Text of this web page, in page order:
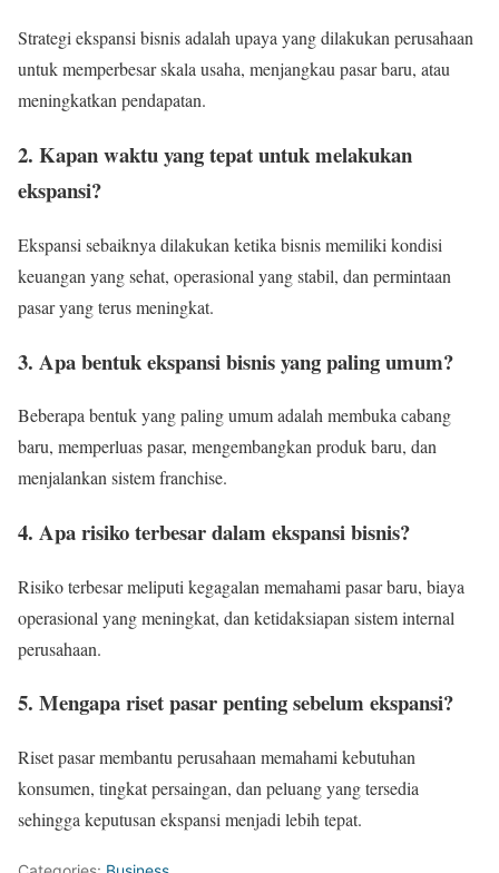
Strategi ekspansi bisnis adalah upaya yang dilakukan perusahaan
untuk memperbesar skala usaha, menjangkau pasar baru, atau
meningkatkan pendapatan.
2. Kapan waktu yang tepat untuk melakukan
ekspansi?
Ekspansi sebaiknya dilakukan ketika bisnis memiliki kondisi
keuangan yang sehat, operasional yang stabil, dan permintaan
pasar yang terus meningkat.
3. Apa bentuk ekspansi bisnis yang paling umum?
Beberapa bentuk yang paling umum adalah membuka cabang
baru, memperluas pasar, mengembangkan produk baru, dan
menjalankan sistem franchise.
4. Apa risiko terbesar dalam ekspansi bisnis?
Risiko terbesar meliputi kegagalan memahami pasar baru, biaya
operasional yang meningkat, dan ketidaksiapan sistem internal
perusahaan.
5. Mengapa riset pasar penting sebelum ekspansi?
Riset pasar membantu perusahaan memahami kebutuhan
konsumen, tingkat persaingan, dan peluang yang tersedia
sehingga keputusan ekspansi menjadi lebih tepat.